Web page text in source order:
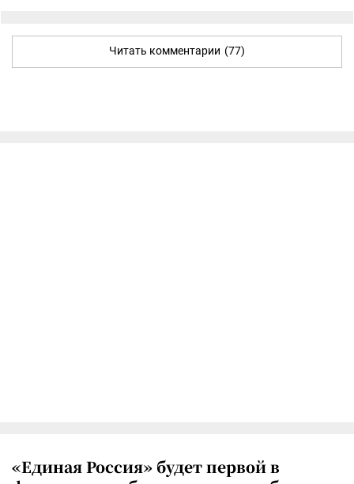
Читать комментарии (77)
«Единая Россия» будет первой в